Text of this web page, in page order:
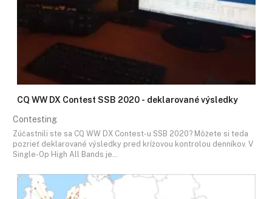
CQ WW DX Contest SSB 2020 - deklarované výsledky
Contesting
Zúčastnili ste sa CQ WW DX Contest-u SSB 2020? Môžete si teda
pozrieť deklarované výsledky pred krížovou kontrolou denníkov. V
Single-Op High All Bands je…